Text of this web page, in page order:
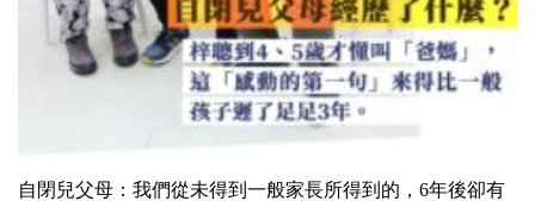
自閉兒父母：我們從未得到一般家長所得到的，6年後卻有